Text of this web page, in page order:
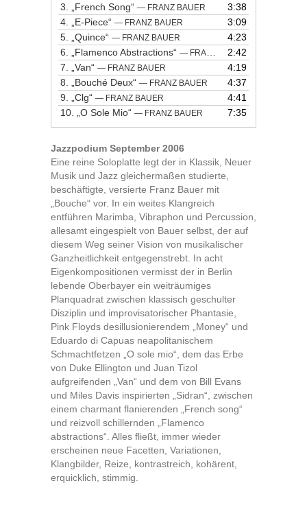
3. „French Song“ — FRANZ BAUER
3:38
4.
„E-Piece“ — FRANZ BAUER
3:09
5.
„Quince“ — FRANZ BAUER
4:23
6.
„Flamenco Abstractions“ — FRANZ BAUER
2:42
7.
„Van“ — FRANZ BAUER
4:19
8.
„Bouché Deux“ — FRANZ BAUER
4:37
9.
„Clg“ — FRANZ BAUER
4:41
10.
„O Sole Mio“ — FRANZ BAUER 7:35
Jazzpodium September 2006
Eine reine Soloplatte legt der in Klassik, Neuer
Musik und Jazz gleichermaßen studierte,
beschäftigte, versierte Franz Bauer mit
„Bouche“ vor. In ein weites Klangreich
entführen Marimba, Vibraphon und Percussion,
allesamt eingespielt von Bauer selbst, der auf
diesem Weg seiner Vision von musikalischer
Ganzheitlichkeit entgegenstrebt. In acht
Eigenkompositionen vermisst der in Berlin
lebende Oberbayer ein weiträumiges
Planquadrat zwischen klassisch geschulter
Disziplin und improvisatorischer Phantasie,
Pink Floyds desillusionierendem „Money“ und
Eduardo di Capuas neapolitanischem
Schmachtfetzen „O sole mio“, dem das Erbe
von Duke Ellington und Juan Tizol
aufgreifenden „Van“ und dem von Bill Evans
und Miles Davis inspirierten „Sidran“, zwischen
einem charmant flanierenden „French song“
und reizvoll schillernden „Flamenco
abstractions“. Alles fließt, immer wieder
erscheinen neue Facetten, Variationen,
Klangbilder, Reize, kontrastreich, kohärent,
erquicklich, stimmig.